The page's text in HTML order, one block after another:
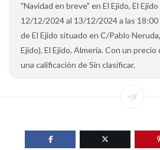
"Navidad en breve" en El Ejido, El
12/12/2024 al 13/12/2024 a las
de El Ejido situado en C/Pablo
Ejido), El Ejido, Almería. Con un
una calificación de Sin clasificar.